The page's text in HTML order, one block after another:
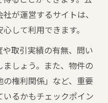
が運営するサイトは、
して利用できます。
取引実績の有無、問い
しょう。また、物件の
の権利関係」など、重要
るかもチェックポイン